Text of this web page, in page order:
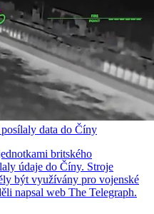
data do Číny
britského
údaje do Číny. Stroje
být využívány pro vojenské
napsal web The Telegraph.